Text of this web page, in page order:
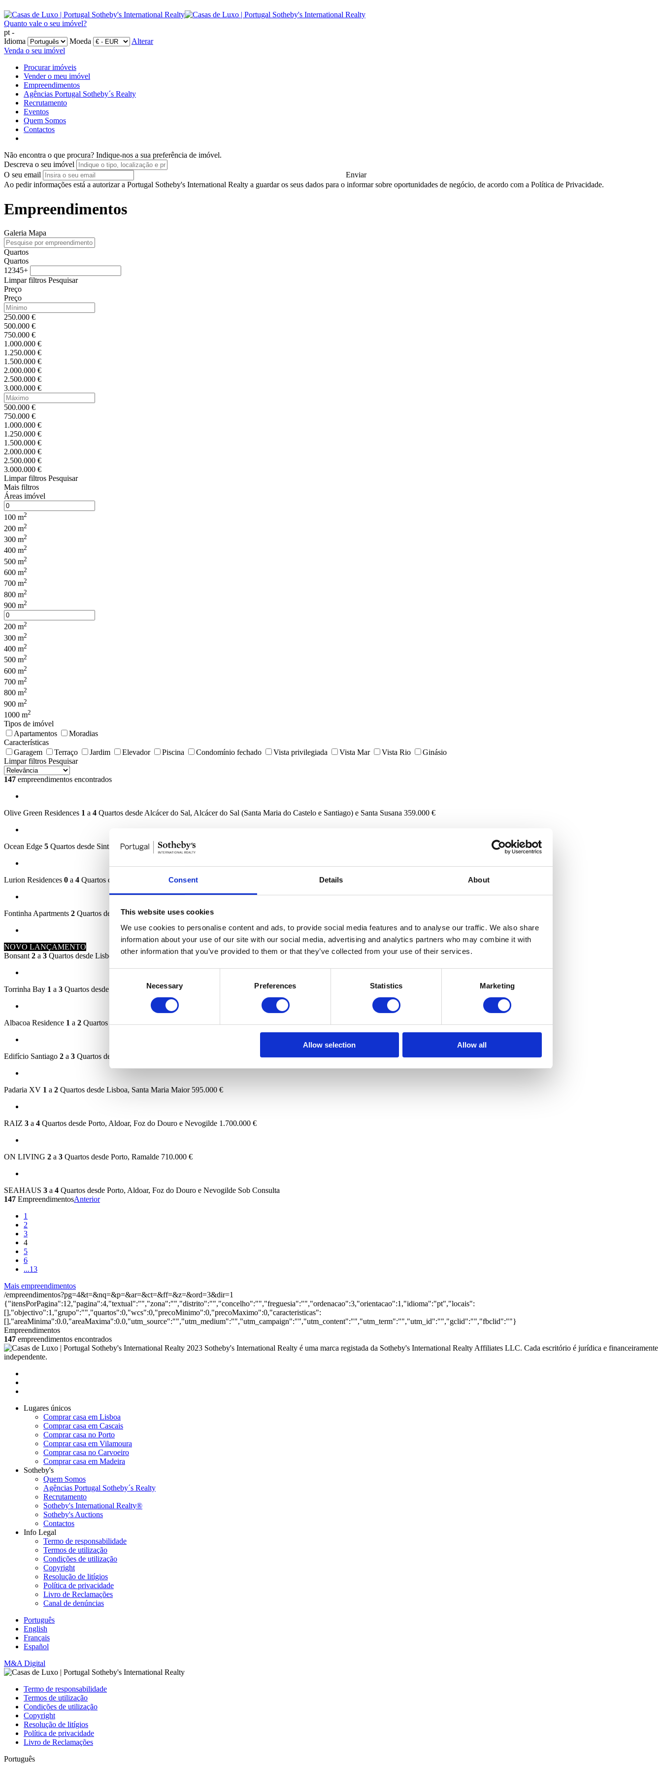
Consent Details About
This website uses cookies
We use cookies to personalise content and ads, to provide social media features and to analyse our traffic. We also share
information about your use of our site with our social media, advertising and analytics partners who may combine it with
other information that you’ve provided to them or that they’ve collected from your use of their services.
Necessary Preferences Statistics Marketing
Allow selection Allow all
Quanto vale o seu imóvel?
pt -
Idioma
Moeda
Alterar
Venda o seu imóvel
Procurar imóveis
Vender o meu imóvel
Empreendimentos
Agências Portugal Sotheby´s Realty
Recrutamento
Eventos
Quem Somos
Contactos
Não encontra o que procura? Indique-nos a sua preferência de imóvel.
Descreva o seu imóvel
O seu email
Enviar
Ao pedir informações está a autorizar a Portugal Sotheby's International Realty a guardar os seus dados para o informar sobre oportunidades de negócio, de acordo com a Política de Privacidade.
Empreendimentos
Galeria Mapa
Quartos
Quartos
1 2345+
Limpar filtros Pesquisar
Preço
Preço
250.000 €
500.000 €
750.000 €
1.000.000 €
1.250.000 €
1.500.000 €
2.000.000 €
2.500.000 €
3.000.000 €
500.000 €
750.000 €
1.000.000 €
1.250.000 €
1.500.000 €
2.000.000 €
2.500.000 €
3.000.000 €
Limpar filtros Pesquisar
Mais filtros
Áreas imóvel
100 m2
200 m2
300 m2
400 m2
500 m2
600 m2
700 m2
800 m2
900 m2
200 m2
300 m2
400 m2
500 m2
600 m2
700 m2
800 m2
900 m2
1000 m2
Tipos de imóvel
Apartamentos
Moradias
Características
Garagem
Terraço Jardim Elevador Piscina Condomínio fechado Vista privilegiada Vista Mar Vista Rio
Ginásio
Limpar filtros Pesquisar
147 empreendimentos encontrados
Olive Green Residences 1 a 4 Quartos desde Alcácer do Sal, Alcácer do Sal (Santa Maria do Castelo e Santiago) e Santa Susana 359.000 €
Ocean Edge 5 Quartos desde Sintra, Colares 2.900.000 €
Lurion Residences 0 a 4 Quartos desde Vila Nova de Gaia, Oliveira do Douro
Fontinha Apartments 2 Quartos desde Porto, Cedofeita, Santo Ildefonso, Sé, Miragaia, São Nicolau e Vitória
NOVO LANÇAMENTO
Bonsant 2 a 3 Quartos desde Lisboa, Campolide 770.000 €
Torrinha Bay 1 a 3 Quartos desde Funchal, Imaculado Coração de Maria 455.000 €
Albacoa Residence 1 a 2 Quartos desde Ponta do Sol, Ponta do Sol 310.000 €
Edifício Santiago 2 a 3 Quartos desde 420.000 €
Padaria XV 1 a 2 Quartos desde Lisboa, Santa Maria Maior 595.000 €
RAIZ 3 a 4 Quartos desde Porto, Aldoar, Foz do Douro e Nevogilde 1.700.000 €
ON LIVING 2 a 3 Quartos desde Porto, Ramalde 710.000 €
SEAHAUS 3 a 4 Quartos desde Porto, Aldoar, Foz do Douro e Nevogilde Sob Consulta
147 EmpreendimentosAnterior
1
2
3
4
5
6
...13
Mais empreendimentos
/empreendimentos?pg=4&t=&nq=&p=&ar=&ct=&ff=&z=&ord=3&dir=1
{"itensPorPagina":12,"pagina":4,"textual":"","zona":"","distrito":"","concelho":"","freguesia":"","ordenacao":3,"orientacao":1,"idioma":"pt","locais":
[],"objectivo":1,"grupo":"","quartos":0,"wcs":0,"precoMinimo":0,"precoMaximo":0,"caracteristicas":
[],"areaMinima":0.0,"areaMaxima":0.0,"utm_source":"","utm_medium":"","utm_campaign":"","utm_content":"","utm_term":"","utm_id":"","gclid":"","fbclid":""}
Empreendimentos
147 empreendimentos encontrados
2023 Sotheby's International Realty é uma marca registada da Sotheby's International Realty Affiliates LLC. Cada escritório é jurídica e financeiramente
independente.
Lugares únicos
Comprar casa em Lisboa
Comprar casa em Cascais
Comprar casa no Porto
Comprar casa em Vilamoura
Comprar casa no Carvoeiro
Comprar casa em Madeira
Sotheby's
Quem Somos
Agências Portugal Sotheby´s Realty
Recrutamento
Sotheby's International Realty®
Sotheby's Auctions
Contactos
Info Legal
Termo de responsabilidade
Termos de utilização
Condições de utilização
Copyright
Resolução de litígios
Política de privacidade
Livro de Reclamações
Canal de denúncias
Português
English
Français
Español
M&A Digital
Termo de responsabilidade
Termos de utilização
Condições de utilização
Copyright
Resolução de litígios
Política de privacidade
Livro de Reclamações
Português